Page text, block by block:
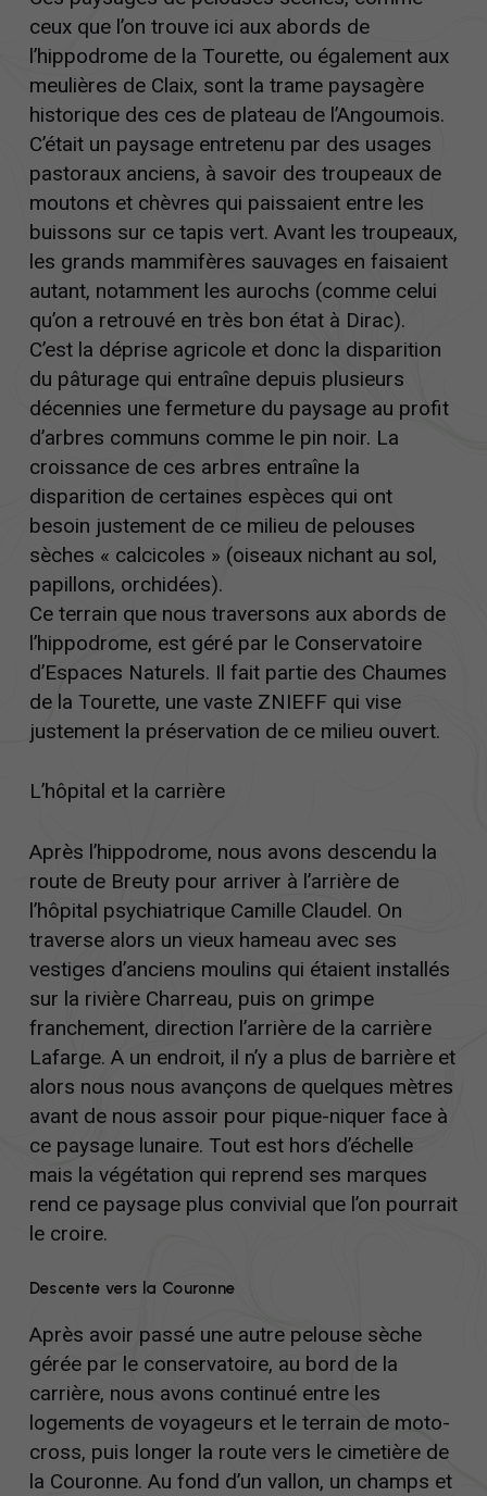
ceux que l’on trouve ici aux abords de
l’hippodrome de la Tourette, ou également aux
meulières de Claix, sont la trame paysagère
historique des ces de plateau de l’Angoumois.
C’était un paysage entretenu par des usages
pastoraux anciens, à savoir des troupeaux de
moutons et chèvres qui paissaient entre les
buissons sur ce tapis vert. Avant les troupeaux,
les grands mammifères sauvages en faisaient
autant, notamment les aurochs (comme celui
qu’on a retrouvé en très bon état à Dirac).
C’est la déprise agricole et donc la disparition
du pâturage qui entraîne depuis plusieurs
décennies une fermeture du paysage au profit
d’arbres communs comme le pin noir. La
croissance de ces arbres entraîne la
disparition de certaines espèces qui ont
besoin justement de ce milieu de pelouses
sèches « calcicoles » (oiseaux nichant au sol,
papillons, orchidées).
Ce terrain que nous traversons aux abords de
l’hippodrome, est géré par le Conservatoire
d’Espaces Naturels. Il fait partie des Chaumes
de la Tourette, une vaste ZNIEFF qui vise
justement la préservation de ce milieu ouvert.
L’hôpital et la carrière
Après l’hippodrome, nous avons descendu la
route de Breuty pour arriver à l’arrière de
l’hôpital psychiatrique Camille Claudel. On
traverse alors un vieux hameau avec ses
vestiges d’anciens moulins qui étaient installés
sur la rivière Charreau, puis on grimpe
franchement, direction l’arrière de la carrière
Lafarge. A un endroit, il n’y a plus de barrière et
alors nous nous avançons de quelques mètres
avant de nous assoir pour pique-niquer face à
ce paysage lunaire. Tout est hors d’échelle
mais la végétation qui reprend ses marques
rend ce paysage plus convivial que l’on pourrait
le croire.
Descente vers la Couronne
Après avoir passé une autre pelouse sèche
gérée par le conservatoire, au bord de la
carrière, nous avons continué entre les
logements de voyageurs et le terrain de moto-
cross, puis longer la route vers le cimetière de
la Couronne. Au fond d’un vallon, un champs et
Nécessaire
Ces cookies ne
sont pas
sont
nécessaires au
fonctionnement
du site Web.
Experience
Afin que notre
site Web
fonctionne au
mieux lors de
fonctionnalités
disparaîtront
du site comme
les players
YouTube ou
Vimeo.